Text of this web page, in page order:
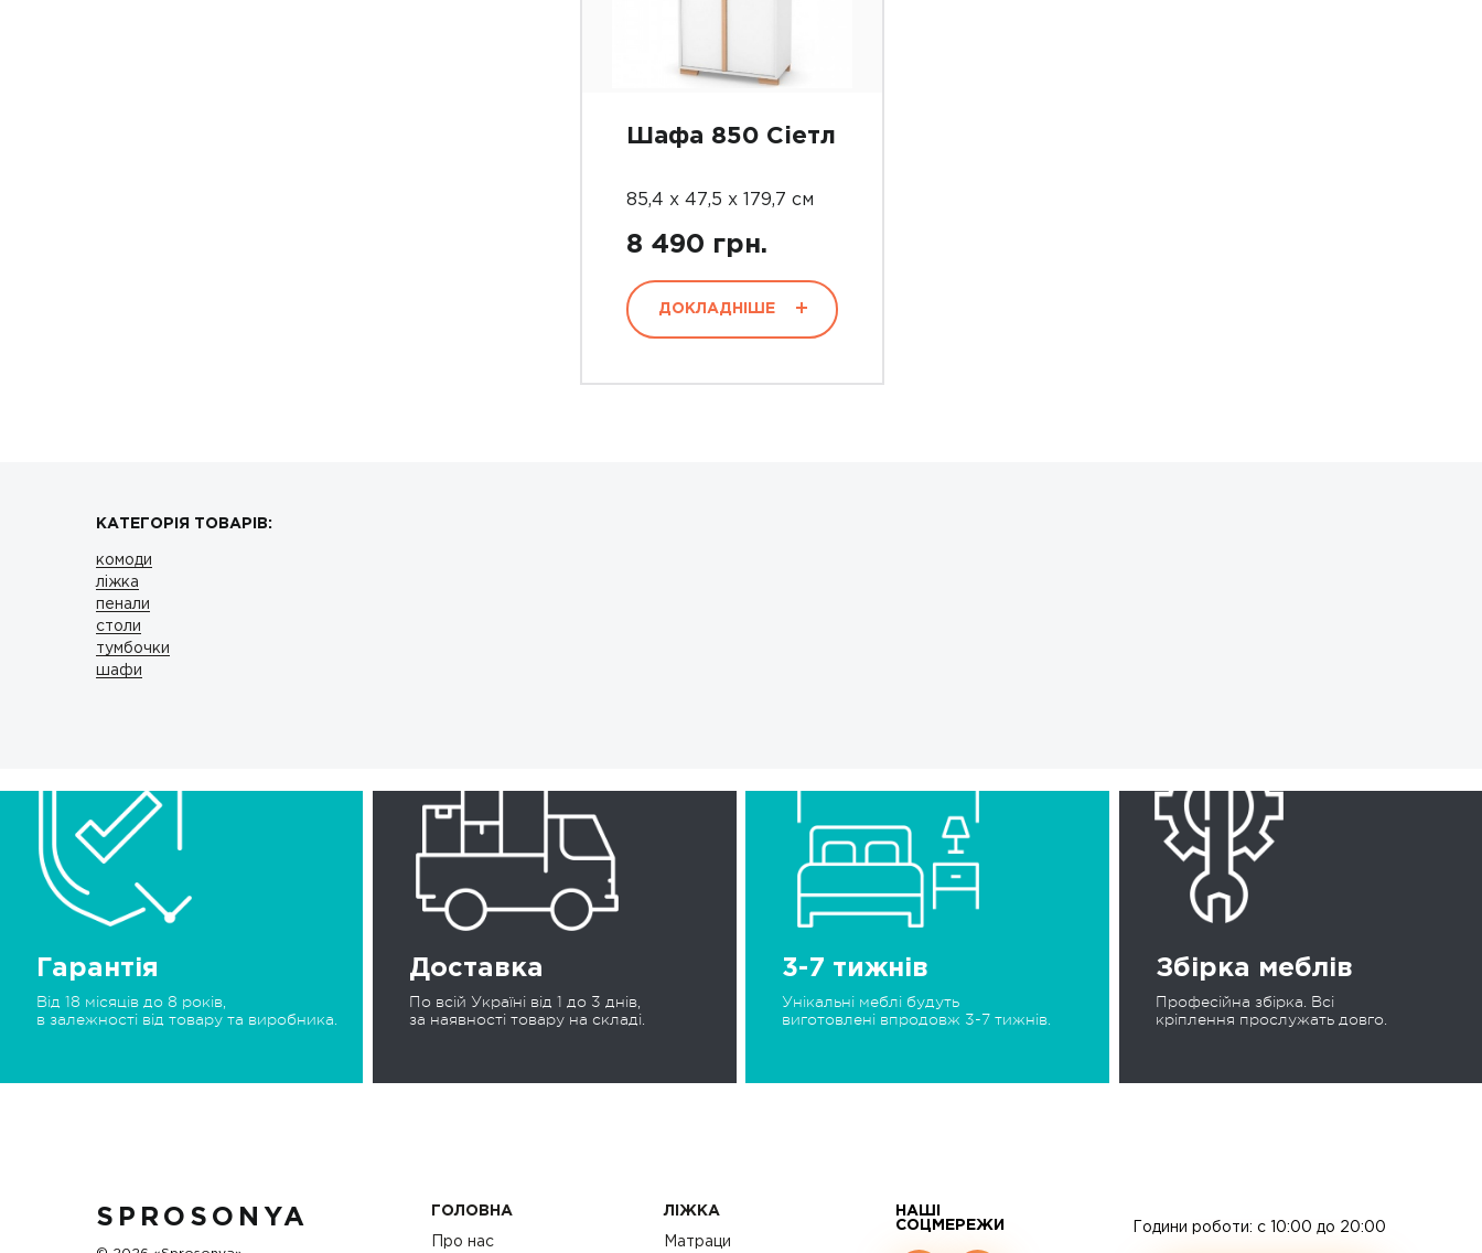
Шафа 850 Сіетл
85,4 х 47,5 х 179,7 см
8 490 грн.
ДОКЛАДНІШЕ
КАТЕГОРІЯ ТОВАРІВ:
комоди
ліжка
пенали
столи
тумбочки
шафи
Гарантія
Від 18 місяців до 8 років,
в залежності від товару та виробника.
Доставка
По всій Україні від 1 до 3 днів,
за наявності товару на складі.
3-7 тижнів
Унікальні меблі будуть
виготовлені ​​впродовж 3-7 тижнів.
Збірка меблів
Професійна збірка. Всі
кріплення прослужать довго.
SPROSONYA ГОЛОВНА
Про нас
ЛІЖКА
Матраци
НАШІ
СОЦМЕРЕЖИ
Години роботи: c 10:00 до 20:00